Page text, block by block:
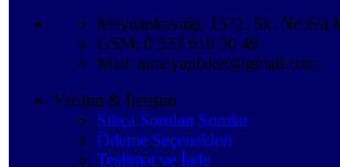
Meydankavağı, 1572. Sk. No:6/a
GSM: 0 533 619 30 49
Mail: antalyaplaket@gmail.com
Yardım & İletişim
Sıkça Sorulan Sorular
Ödeme Seçenekleri
Teslimat ve İade